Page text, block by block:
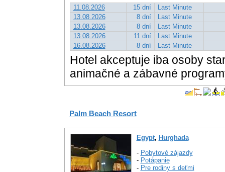
11.08.2026
15 dní
Last Minute
13.08.2026
8 dní
Last Minute
13.08.2026
8 dní
Last Minute
13.08.2026
11 dní
Last Minute
16.08.2026
8 dní Last Minute
Hotel akceptuje iba osoby
animačné a zábavné
Palm Beach Resort
Egypt, Hurghada
- Pobytové zájazdy
- Potápanie
- Pre rodiny s deťmi